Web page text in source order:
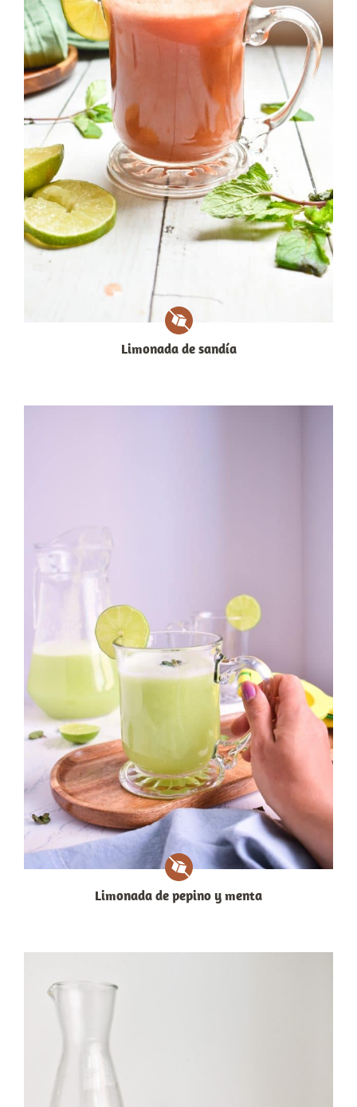
Limonada de sandía
Limonada de pepino y menta